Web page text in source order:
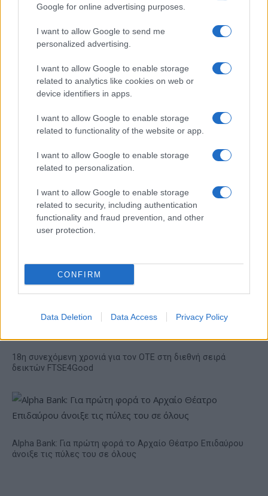
Google for online advertising purposes.
I want to allow Google to send me
personalized advertising.
I want to allow Google to enable storage
related to analytics like cookies on web or
device identifiers in apps.
I want to allow Google to enable storage
related to functionality of the website or app.
I want to allow Google to enable storage
related to personalization.
I want to allow Google to enable storage
related to security, including authentication
functionality and fraud prevention, and other
user protection.
CONFIRM
Data Deletion Data Access Privacy Policy
Από τον Ρήνο μέχρι τη
κρίση παραλύει την
ευρωπαϊκή οικονομία
Τουρισμός για Όλους:
ανεξάρτητα από το
Νέο Audi A2 e-tron με στόχο την κορυφή της
αποδοτικότητας
Η Chery επενδύει 75 εκατ.
δολάρια στην KG Mobility
18η συνεχόμενη χρονιά για τον ΟΤΕ στη διεθνή σειρά
δεικτών FTSE4Good
Alpha Bank: Για πρώτη φορά το Αρχαίο Θέατρο Επιδαύρου
άνοιξε τις πύλες του σε όλους